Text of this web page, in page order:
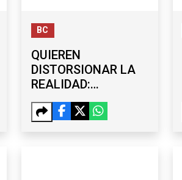
BC
QUIEREN
DISTORSIONAR LA
REALIDAD:
BURGUEÑO
DESCARTA